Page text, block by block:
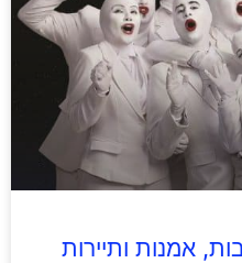
אמנות ותיירות